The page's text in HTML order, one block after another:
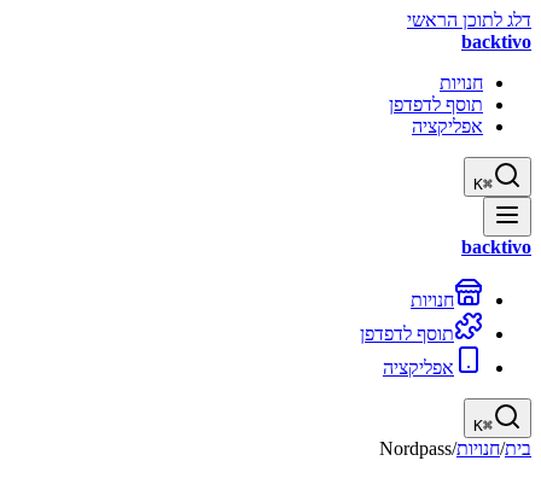
דלג לתוכן הראשי
backtivo
חנויות
תוסף לדפדפן
אפליקציה
⌘
K
backtivo
חנויות
תוסף לדפדפן
אפליקציה
⌘
K
בית/חנויות/
Nordpass